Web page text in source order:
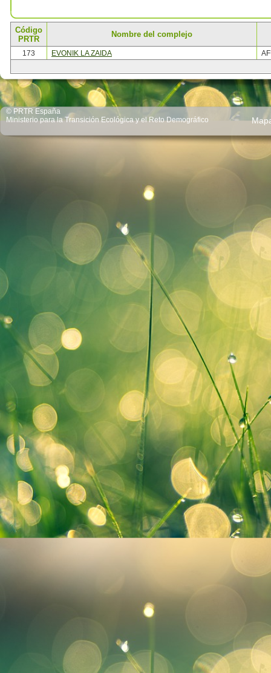
Código
PRTR
Nombre del complejo
173 EVONIK LA ZAIDA
© PRTR España
Ministerio para la Transición Ecológica y el Reto Demográfico